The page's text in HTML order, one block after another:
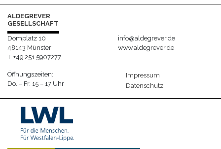
ALDEGREVER
GESELLSCHAFT
Domplatz 10
48143 Münster
T: +49 251 5907277
info@aldegrever.de
www.aldegrever.de
Öffnungszeiten:
Do. – Fr. 15 – 17 Uhr
Impressum
Datenschutz